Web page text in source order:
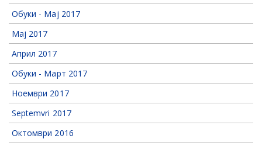
Обуки - Мај 2017
Мај 2017
Април 2017
Обуки - Март 2017
Ноември 2017
Septemvri 2017
Октомври 2016